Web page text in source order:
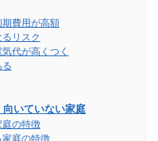
費用が高額
リスク
代が高くつく
いていない家庭
の特徴
庭の特徴